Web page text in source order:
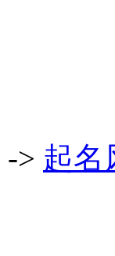
-> 起名